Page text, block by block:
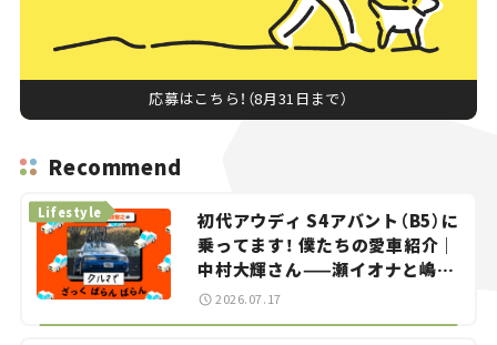
応募はこちら！（8月31日まで）
Recommend
初代アウディ S4アバント（B5）に
乗ってます！ 僕たちの愛車紹介｜
中村大輝さん——瀬イオナと嶋田
智之の「クルマでざっくばらんば
Lifestyle
2026.07.17